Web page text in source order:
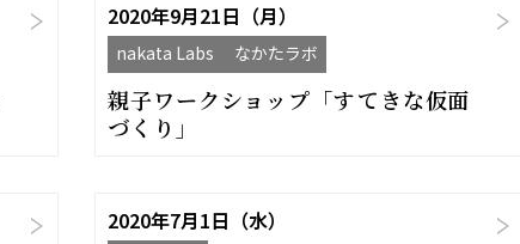
2020年9月21日（月）
nakata Labs なかたラボ
親子ワークショップ「すてきな仮面
づくり」
2020年7月1日（水）